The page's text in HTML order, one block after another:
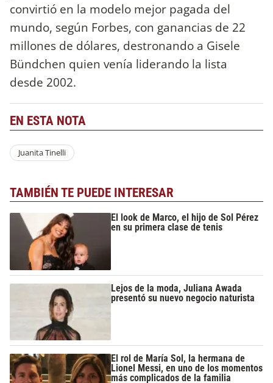
convirtió en la modelo mejor pagada del
mundo, según Forbes, con ganancias de 22
millones de dólares, destronando a Gisele
Bündchen quien venía liderando la lista
desde 2002.​
EN ESTA NOTA
Juanita Tinelli
TAMBIÉN TE PUEDE INTERESAR
El look de Marco, el hijo de Sol Pérez
en su primera clase de tenis
Lejos de la moda, Juliana Awada
presentó su nuevo negocio naturista
El rol de María Sol, la hermana de
Lionel Messi, en uno de los momentos
más complicados de la familia